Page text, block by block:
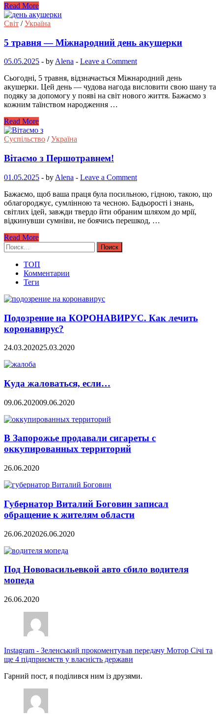
Read More
Світ /Україна
5 травня — Міжнародний день акушерки
05.05.2025 - by Alena - Leave a Comment
Сьогодні, 5 травня, відзначається Міжнародний день
акушерки. Цей день — чудова нагода висловити свою шану та
подяку за допомогу у появі на світ нового життя. Бажаємо з
кожним таїнством народження …
Read More
Суспільство /Україна
Вітаємо з Першотравнем!
01.05.2025 - by Alena - Leave a Comment
Бажаємо, щоб ваша праця була посильною, гідною, такою, що
облагороджує, сумлінною та чесною. Бадьорості і знань,
світлих ідей, завжди твердо йти обраним шляхом до мрії,
відкинувши сумніви, не боячись перешкод, …
Read More
Найти:
ТОП
Комментарии
Теги
Подозрение на КОРОНАВИРУС. Как лечить
коронавирус?
24.03.202025.03.2020
Куда жаловаться, если…
09.06.202009.06.2020
В Запорожье продавали сигареты с
оккупированных территорий
26.06.2020
Губернатор Виталий Боговин записал
обращение к жителям области
26.06.202026.06.2020
Под Нововасильевкой авто сбило водителя
мопеда
26.06.2020
Instagram - Зеленський прокоментував передачу Мотор Січі та
ще 4 підприємств у власність держави
Гарний пост, я поділився ним із друзями.